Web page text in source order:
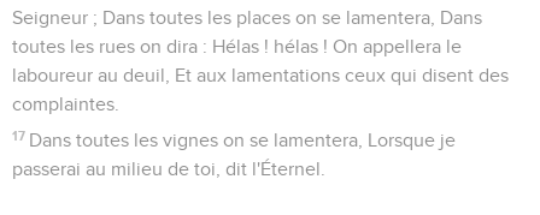
Seigneur ; Dans toutes les places on se lamentera, Dans
toutes les rues on dira : Hélas ! hélas ! On appellera le
laboureur au deuil, Et aux lamentations ceux qui disent des
complaintes.
17 Dans toutes les vignes on se lamentera, Lorsque je
passerai au milieu de toi, dit l'Éternel.